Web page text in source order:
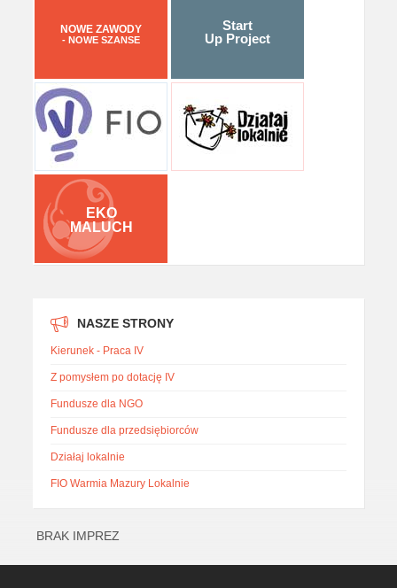
NOWE ZAWODY
- NOWE SZANSE
Start
Up Project
EKO
MALUCH
NASZE STRONY
Kierunek - Praca IV
Z pomysłem po dotację IV
Fundusze dla NGO
Fundusze dla przedsiębiorców
Działaj lokalnie
FIO Warmia Mazury Lokalnie
BRAK IMPREZ